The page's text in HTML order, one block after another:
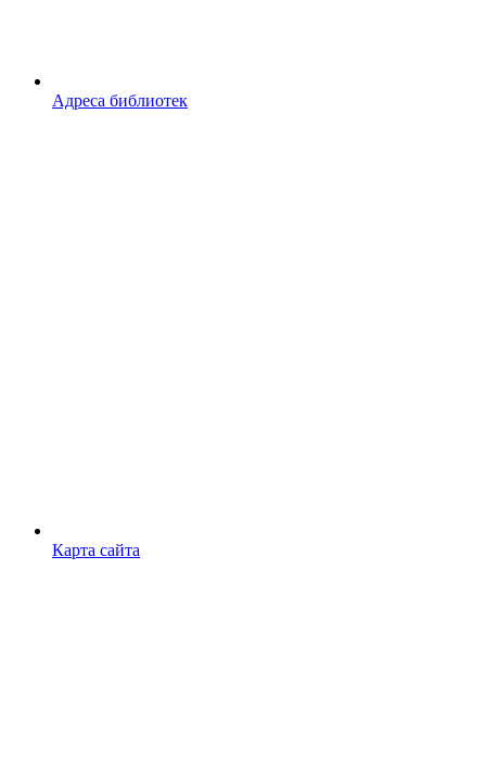
Адреса библиотек
Карта сайта